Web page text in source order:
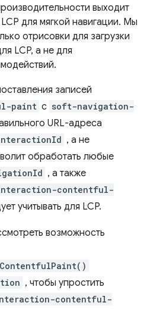
выходит
для мягкой навигации. Мы
отрисовки для загрузки
LCP, а не для
записей
paint с soft-navigation-
URL-адреса
, а не
обработать любые
, а также
contentful-
учитывать для LCP.
возможность
, чтобы упростить
contentful-